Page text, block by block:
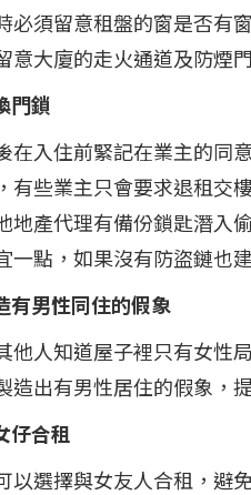
必須留意租盤的窗是否有
意大廈的走火通道及防煙
門鎖
在入住前緊記在業主的同
有些業主只會要求退租交
地產代理有備份鎖匙潛入
一點，如果沒有防盜鏈也
有男性同住的假象
他人知道屋子裡只有女性
造出有男性居住的假象，
仔合租
以選擇與女友人合租，避